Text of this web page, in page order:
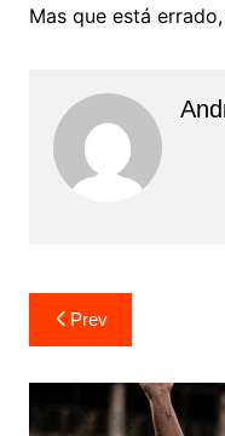
Mas que está
Prev